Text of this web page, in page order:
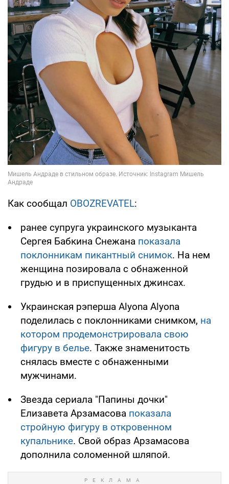
Как сообщал OBOZREVATEL:
ранее супруга украинского музыканта
Сергея Бабкина Снежана показала
поклонникам пикантный снимок. На нем
женщина позировала с обнаженной
грудью и в приспущенных джинсах.
Украинская рэперша Alyona Alyona
поделилась с поклонниками снимком, на
котором продемонстрировала свою
фигуру в белье. Также знаменитость
снялась вместе с обнаженными
мужчинами.
Звезда сериала "Папины дочки"
Елизавета Арзамасова показала
стройную фигуру в откровенном
купальнике. Свой образ Арзамасова
дополнила соломенной шляпой.